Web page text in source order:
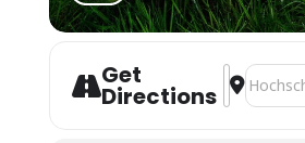
Get
Directions
Address -